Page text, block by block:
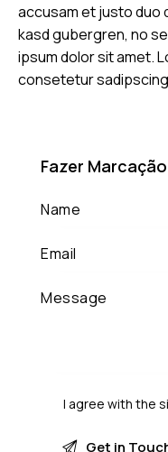
accusam et justo duo
kasd gubergren, no
ipsum dolor sit amet.
consetetur
Fazer Marcação
I agree with the